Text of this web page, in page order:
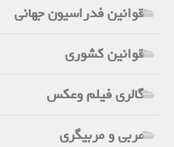
قوانین فدراسیون جهانی
قوانین کشوری
گالری فیلم وعکس
مربی و مربیگری